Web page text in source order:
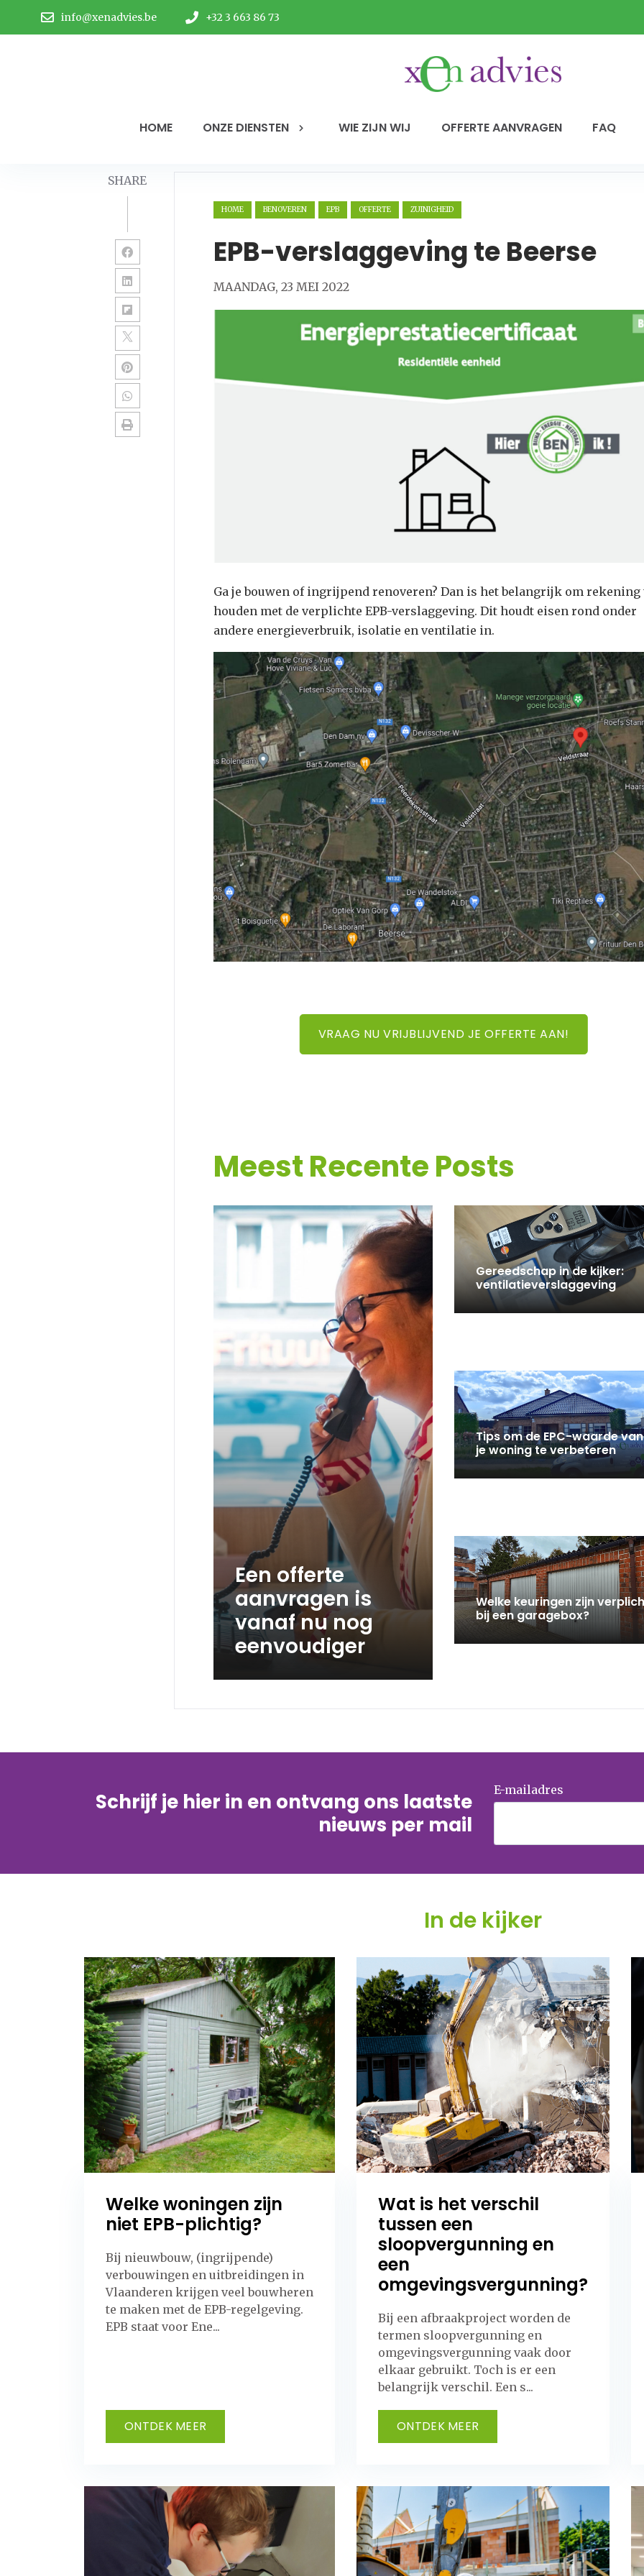
info@xenadvies.be +32 3 663 86 73
HOME ONZE DIENSTEN WIE ZIJN WIJ OFFERTE AANVRAGEN FAQ
SHARE
HOME BENOVEREN EPB OFFERTE ZUINIGHEID
EPB-verslaggeving te Beerse
MAANDAG, 23 MEI 2022
Ga je bouwen of ingrijpend renoveren? Dan is het belangrijk om rekening
houden met de verplichte EPB-verslaggeving. Dit houdt eisen rond onder
andere energieverbruik, isolatie en ventilatie in.
VRAAG NU VRIJBLIJVEND JE OFFERTE AAN!
Meest Recente Posts
Een offerte
aanvragen is
vanaf nu nog
eenvoudiger
Gereedschap in de kijker:
ventilatieverslaggeving
Tips om de EPC-waarde van
je woning te verbeteren
Welke keuringen zijn
bij een garagebox?
Schrijf je hier in en ontvang ons laatste
nieuws per mail
E-mailadres
In de kijker
Welke woningen zijn
niet EPB-plichtig?
Bij nieuwbouw, (ingrijpende)
verbouwingen en uitbreidingen in
Vlaanderen krijgen veel bouwheren
te maken met de EPB-regelgeving.
EPB staat voor Ene...
ONTDEK MEER
Wat is het verschil
tussen een
sloopvergunning en
een
omgevingsvergunning?
Bij een afbraakproject worden de
termen sloopvergunning en
omgevingsvergunning vaak door
elkaar gebruikt. Toch is er een
belangrijk verschil. Een s...
ONTDEK MEER